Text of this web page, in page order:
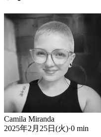
Camila Miranda
2025年2月25日(火)·0 min